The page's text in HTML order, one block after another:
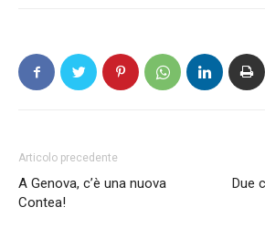
Articolo precedente
A Genova, c’è una nuova
Contea!
Due